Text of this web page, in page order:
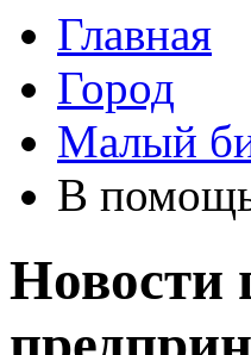
Главная
Город
Малый
В
Новости